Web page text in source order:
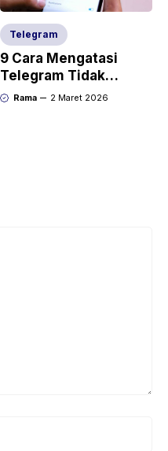
Telegram
9 Cara Mengatasi
Telegram Tidak
Muncul Notifikasi
Rama 2 Maret 2026